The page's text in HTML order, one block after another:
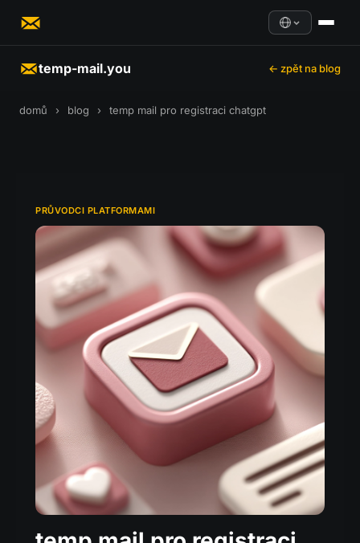
temp-mail.you ← zpět na blog
domů › blog › temp mail pro registraci chatgpt
PRŮVODCI PLATFORMAMI